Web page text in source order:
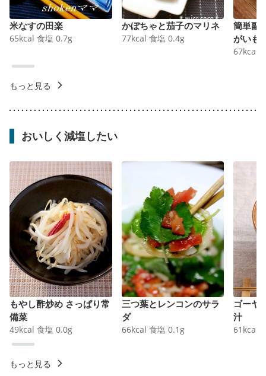
米なすの田楽
65kcal 食塩 0.7g
かぼちゃと茄子のマリネ
77kcal 食塩 0.4g
簡単副
がいも
67kcal
もっと見る
おいしく減塩したい
もやし酢炒め さっぱり常
備菜
49kcal 食塩 0.0g
三つ葉とレンコンのサラ
ダ
66kcal 食塩 0.1 g
ゴーヤ
汁
61 kcal
もっと見る